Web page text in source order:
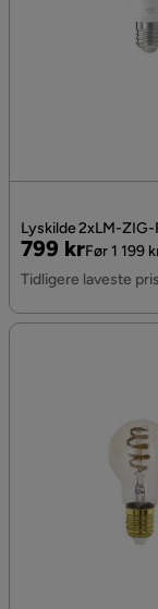
Lyskilde 2xLM-
Pris
799 kr
Original
Pris
Før 1 199
Tidligere laveste